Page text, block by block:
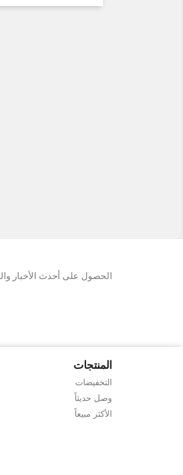
الحصول على أحدث الأخبار
المنتجات
التخفيضات
وصل حديثاً
الأكثر مبيعاً